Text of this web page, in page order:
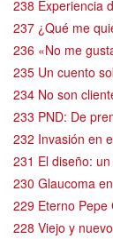
238 Experiencia
237 ¿Qué me
236 «No me
235 Un cuento
234 No son
233 PND: De
232 Invasión en
231 El diseño:
230 Glaucoma
229 Eterno Pepe
228 Viejo y